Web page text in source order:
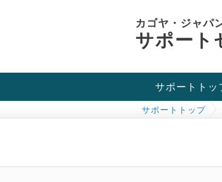
カゴヤ・ジャパ
サポート
サポートトッ
お役立ち情報
チュートリアル
障害・メンテナン
サポートトップ